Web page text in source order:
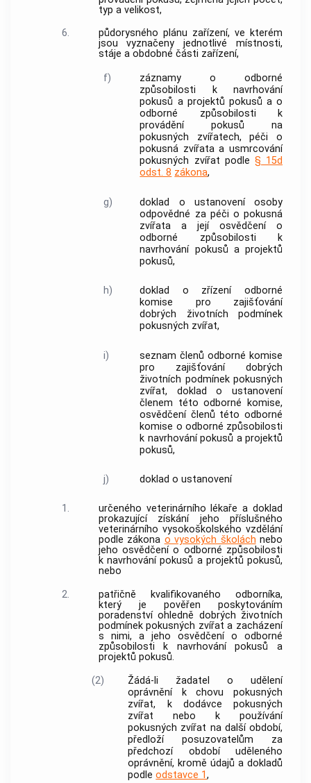
typ a velikost,
6.
půdorysného plánu zařízení, ve kterém
jsou vyznačeny jednotlivé místnosti,
stáje a obdobné části zařízení,
f)
záznamy o odborné
způsobilosti k navrhování
pokusů a projektů pokusů a o
odborné způsobilosti k
prováděnípokusů na
pokusných zvířatech, péči o
pokusná zvířataa usmrcování
pokusných zvířat podle § 15d
odst. 8 zákona,
g)
doklad o ustanovení osoby
odpovědné za péči o pokusná
zvířata a její osvědčení o
odborné způsobilosti k
navrhování pokusů aprojektů
pokusů,
h)
doklad o zřízení odborné
komise pro zajišťování
dobrých životních podmínek
pokusných zvířat,
i)
seznam členů odborné komise
pro zajišťování dobrých
životních podmínek pokusných
zvířat, doklad o ustanovení
členem této odborné komise,
osvědčení členů této odborné
komise o odborné způsobilosti
k navrhovánípokusů a projektů
pokusů,
j) doklad o ustanovení
1.
určeného veterinárního lékaře a doklad
prokazující získání jeho příslušného
veterinárního vysokoškolského vzdělání
podle zákona o vysokých školách nebo
jeho osvědčení o odborné způsobilosti
k navrhovánípokusů a projektů pokusů,
nebo
2.
patřičně kvalifikovaného odborníka,
který je pověřen poskytováním
poradenství ohledně dobrých životních
podmínek pokusných zvířat a zacházení
s nimi, a jeho osvědčení o odborné
způsobilosti k navrhování pokusů a
projektů pokusů.
(2)
Žádá-li žadatel o udělení
oprávnění k chovu pokusných
zvířat, k dodávce pokusných
zvířat nebo k používání
pokusných zvířat na další období,
předloží posuzovatelům za
předchozí období uděleného
oprávnění, kromě údajů a dokladů
podleodstavce 1,